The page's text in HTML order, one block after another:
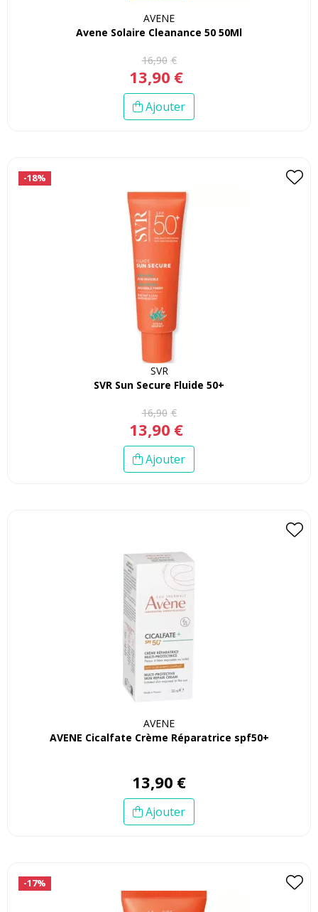
AVENE
Avene Solaire Cleanance 50 50Ml
16,90 €
13,90 €
Ajouter
-18%
SVR
SVR Sun Secure Fluide 50+
16,90 €
13,90 €
Ajouter
AVENE
AVENE Cicalfate Crème Réparatrice spf50+
13,90 €
Ajouter
-17%